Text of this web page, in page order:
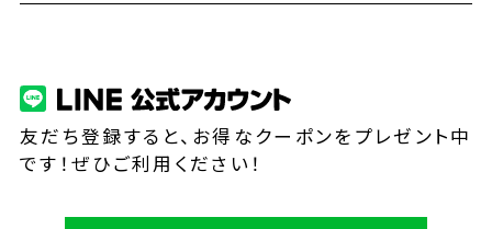
友だち登録すると、お得なクーポンをプレゼント中
です！ぜひご利用ください！